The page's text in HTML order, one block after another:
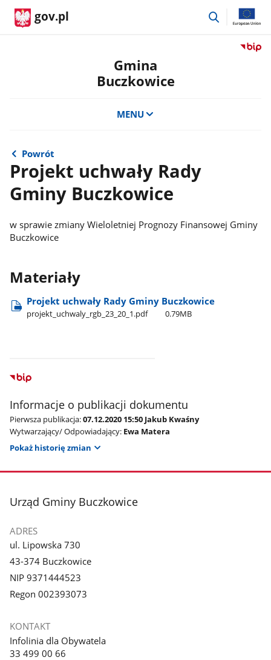
gov.pl
przejdź
Przejdź
Gmina
Buczkowice
MENU
Powrót
Projekt uchwały Rady
Gminy Buczkowice
w sprawie zmiany Wieloletniej Prognozy Finansowej Gminy
Buczkowice
Materiały
Projekt uchwały Rady Gminy Buczkowice
projekt​_uchwaly​_rgb​_23​_20​_1.pdf 0.79MB
Informacje o publikacji dokumentu
Pierwsza publikacja:07.12.2020 15:50 Jakub Kwaśny
Wytwarzający/ Odpowiadający: Ewa Matera
Pokaż historię zmian
stopka
Urząd Gminy Buczkowice
ADRES
ul. Lipowska 730
43-374 Buczkowice
NIP 9371444523
Regon 002393073
KONTAKT
Infolinia dla Obywatela
33 499 00 66